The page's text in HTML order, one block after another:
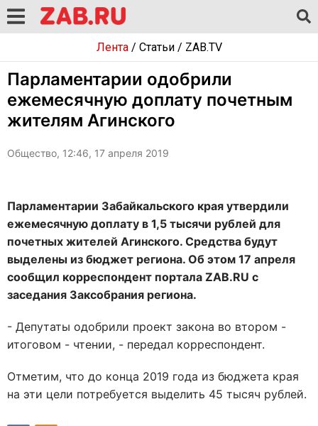
Лента/ Статьи/ ZAB.TV
Парламентарии одобрили
ежемесячную доплату почетным
жителям Агинского
Общество, 12:46, 17 апреля 2019
Парламентарии Забайкальского края утвердили
ежемесячную доплату в 1,5 тысячи рублей для
почетных жителей Агинского. Средства будут
выделены из бюджет региона. Об этом 17 апреля
сообщил корреспондент портала ZAB.RU с
заседания Заксобрания региона.
- Депутаты одобрили проект закона во втором -
итоговом - чтении, - передал корреспондент.
Отметим, что до конца 2019 года из бюджета края
на эти цели потребуется выделить 45 тысяч рублей.